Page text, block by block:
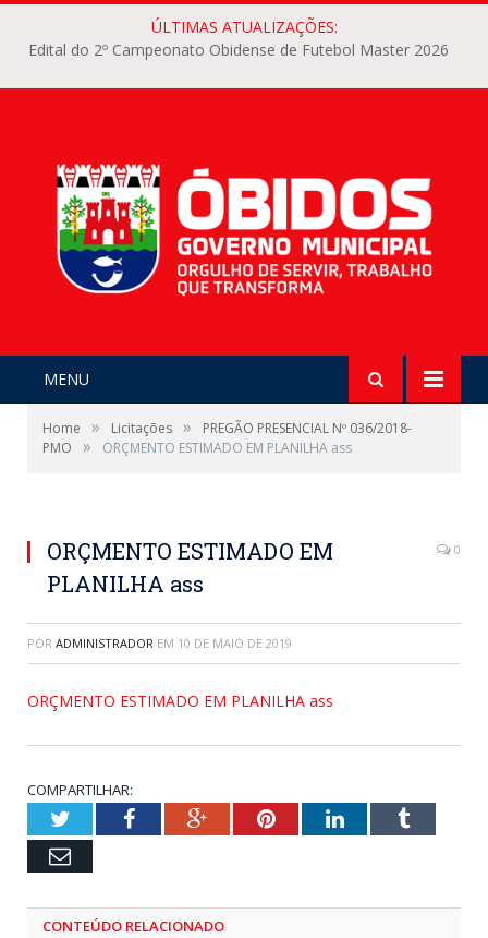
ÚLTIMAS ATUALIZAÇÕES:
Edital do 2º Campeonato Obidense de Futebol Master 2026
MENU
Home » Licitações »
PREGÃO PRESENCIAL Nº 036/2018-
PMO
» ORÇMENTO ESTIMADO EM PLANILHA ass
ORÇMENTO ESTIMADO EM
PLANILHA ass
0
POR ADMINISTRADOR EM 10 DE MAIO DE 2019
ORÇMENTO ESTIMADO EM PLANILHA ass
COMPARTILHAR:
TwitterFacebookGoogle+PinterestLinkedInTumblr
Email
CONTEÚDO RELACIONADO